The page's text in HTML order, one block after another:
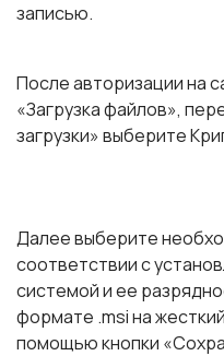
записью.
После авторизации на
«Загрузка файлов»,
загрузки» выберите
Далее выберите
соответствии с
системой и ее
формате .msi на
помощью кнопки